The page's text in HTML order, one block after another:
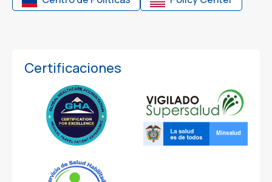
Certificaciones